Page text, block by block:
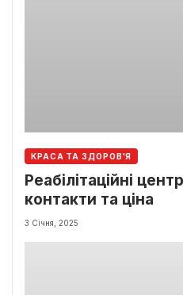
КРАСА ТА ЗДОРОВ'Я
Реабілітаційні
контакти та ціна
3 Січня, 2025